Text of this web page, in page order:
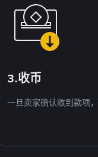
3.收币
一旦卖家确认收到款项